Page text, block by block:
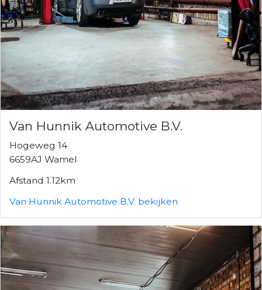
Van Hunnik Automotive B.V.
Hogeweg 14
6659AJ Wamel
Afstand 1.12km
Van Hunnik Automotive B.V. bekijken